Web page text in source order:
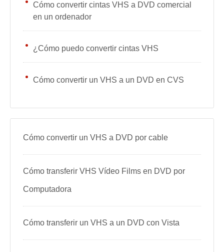
Cómo convertir cintas VHS a DVD comercial
en un ordenador
¿Cómo puedo convertir cintas VHS
Cómo convertir un VHS a un DVD en CVS
Cómo convertir un VHS a DVD por cable
Cómo transferir VHS Vídeo Films en DVD por
Computadora
Cómo transferir un VHS a un DVD con Vista